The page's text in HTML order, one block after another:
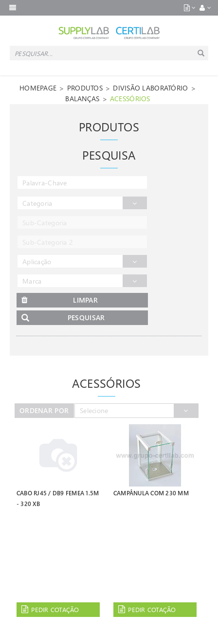
HOMEPAGE > PRODUTOS > DIVISÃO LABORATÓRIO >
BALANÇAS > ACESSÓRIOS
PRODUTOS
PESQUISA
Categoria
Aplicação
Marca
LIMPAR
PESQUISAR
ACESSÓRIOS
ORDENAR POR Selecione
CABO RJ45 / DB9 FEMEA 1.5M
- 320 XB
PEDIR COTAÇÃO
CAMPÂNULA COM 230 MM
PEDIR COTAÇÃO